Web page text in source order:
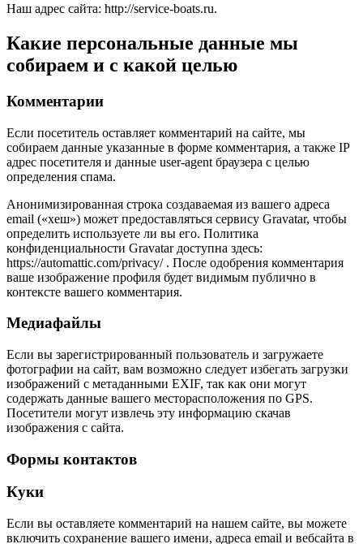
Наш адрес сайта: http://service-boats.ru.
Какие персональные данные мы
собираем и с какой целью
Комментарии
Если посетитель оставляет комментарий на сайте, мы
собираем данные указанные в форме комментария, а также IP
адрес посетителя и данные user-agent браузера с целью
определения спама.
Анонимизированная строка создаваемая из вашего адреса
email («хеш») может предоставляться сервису Gravatar, чтобы
определить используете ли вы его. Политика
конфиденциальности Gravatar доступна здесь:
https://automattic.com/privacy/ . После одобрения комментария
ваше изображение профиля будет видимым публично в
контексте вашего комментария.
Медиафайлы
Если вы зарегистрированный пользователь и загружаете
фотографии на сайт, вам возможно следует избегать загрузки
изображений с метаданными EXIF, так как они могут
содержать данные вашего месторасположения по GPS.
Посетители могут извлечь эту информацию скачав
изображения с сайта.
Формы контактов
Куки
Если вы оставляете комментарий на нашем сайте, вы можете
включить сохранение вашего имени, адреса email и вебсайта в